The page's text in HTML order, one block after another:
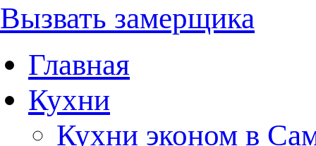
Вызвать замерщика
Главная
Кухни
Кухни эконом в